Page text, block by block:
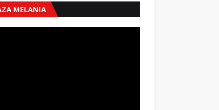
MELANIA